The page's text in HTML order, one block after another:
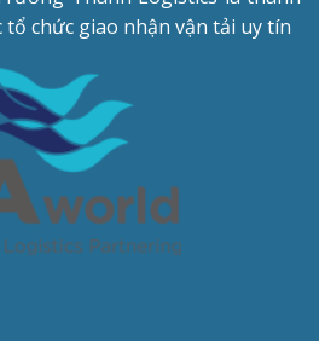
tổ chức giao nhận vận tải uy tín